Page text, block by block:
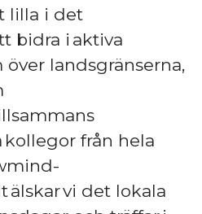
lilla i det
bidra i aktiva
landsgränserna,
från hela
älskar vi det lokala